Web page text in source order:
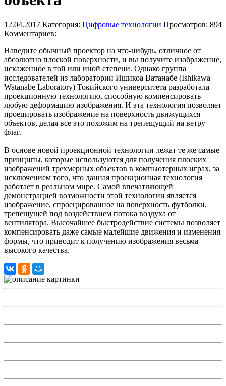
12.04.2017 Категория: Цифровые технологии Просмотров: 894
Комментариев:
Наведите обычный проектор на что-нибудь, отличное от
абсолютно плоской поверхности, и вы получите изображение,
искаженное в той или иной степени. Однако группа
исследователей из лаборатории Ишикоа Ватанабе (Ishikawa
Watanabe Laboratory) Токийского университета разработала
проекционную технологию, способную компенсировать
любую деформацию изображения. И эта технология позволяет
проецировать изображение на поверхность движущихся
объектов, делая все это похожим на трепещущий на ветру
флаг.
В основе новой проекционной технологии лежат те же самые
принципы, которые используются для получения плоских
изображений трехмерных объектов в компьютерных играх, за
исключением того, что данная проекционная технология
работает в реальном мире. Самой впечатляющей
демонстрацией возможности этой технологии является
изображение, спроецированное на поверхность футболки,
трепещущей под воздействием потока воздуха от
вентилятора. Высочайшее быстродействие системы позволяет
компенсировать даже самые малейшие движения и изменения
формы, что приводит к получению изображения весьма
высокого качества.